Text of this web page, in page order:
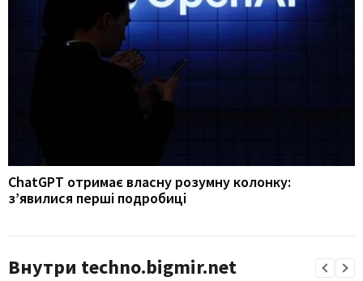
ChatGPT отримає власну розумну колонку:
з’явилися перші подробиці
Внутри techno.bigmir.net